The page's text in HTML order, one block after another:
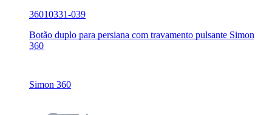
36010331-039
Botão duplo para persiana com travamento pulsante Simon
360
Simon 360